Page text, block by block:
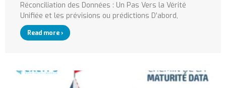
Réconciliation des Données : Un Pas Vers la Vérité
Unifiée et les prévisions ou prédictions D’abord,
Read more ›